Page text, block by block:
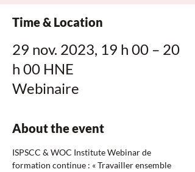
Time & Location
29 nov. 2023, 19 h 00 – 20
h 00 HNE
Webinaire
About the event
ISPSCC & WOC Institute Webinar de
formation continue : « Travailler ensemble